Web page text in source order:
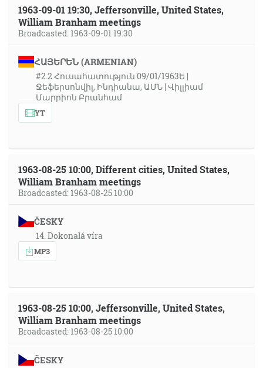
1963-09-01 19:30, Jeffersonville, United States,
William Branham meetings
Broadcasted: 1963-09-01 19:30
ՀԱՅԵՐԵՆ (ARMENIAN)
#2.2 Հուսահատություն 09/01/1963Ե |
Ջեֆերսոնվիլ, Ինդիանա, ԱՄՆ | Վիլլիամ
Մարրիոն Բրանհամ
YT
1963-08-25 10:00, Different cities, United States,
William Branham meetings
Broadcasted: 1963-08-25 10:00
ČESKY
14. Dokonalá víra
MP3
1963-08-25 10:00, Jeffersonville, United States,
William Branham meetings
Broadcasted: 1963-08-25 10:00
ČESKY